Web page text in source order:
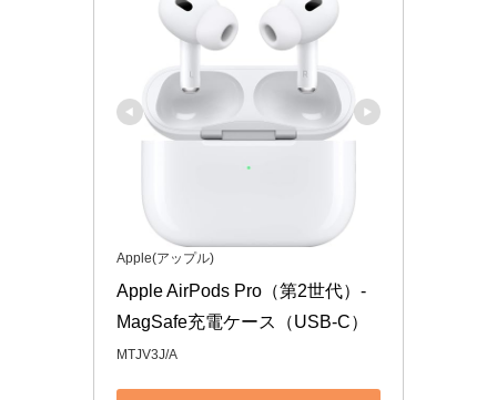
Apple(アップル)
Apple AirPods Pro（第2世代）​​​​​​​-
MagSafe充電ケース（USB-C）
MTJV3J/A